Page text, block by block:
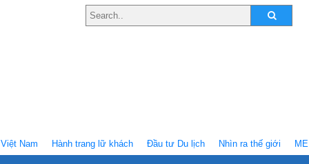
Nam Hành trang lữ khách Ðầu tư Du lịch Nhìn ra thế giới